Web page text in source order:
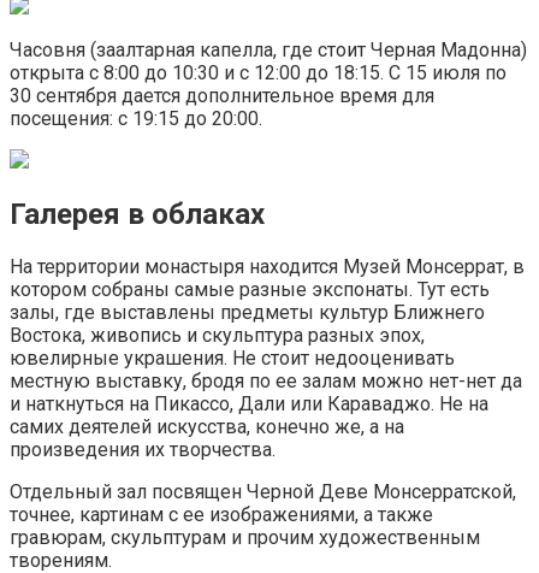
Часовня (заалтарная капелла, где стоит Черная Мадонна)
открыта с 8:00 до 10:30 и с 12:00 до 18:15. С 15 июля по
30 сентября дается дополнительное время для
посещения: с 19:15 до 20:00.
Галерея в облаках
На территории монастыря находится Музей Монсеррат, в
котором собраны самые разные экспонаты. Тут есть
залы, где выставлены предметы культур Ближнего
Востока, живопись и скульптура разных эпох,
ювелирные украшения. Не стоит недооценивать
местную выставку, бродя по ее залам можно нет-нет да
и наткнуться на Пикассо, Дали или Караваджо. Не на
самих деятелей искусства, конечно же, а на
произведения их творчества.
Отдельный зал посвящен Черной Деве Монсерратской,
точнее, картинам с ее изображениями, а также
гравюрам, скульптурам и прочим художественным
творениям.